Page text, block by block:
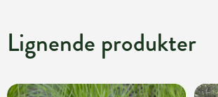
Lignende produkter